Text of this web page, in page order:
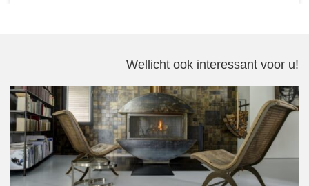
Wellicht ook interessant voor u!